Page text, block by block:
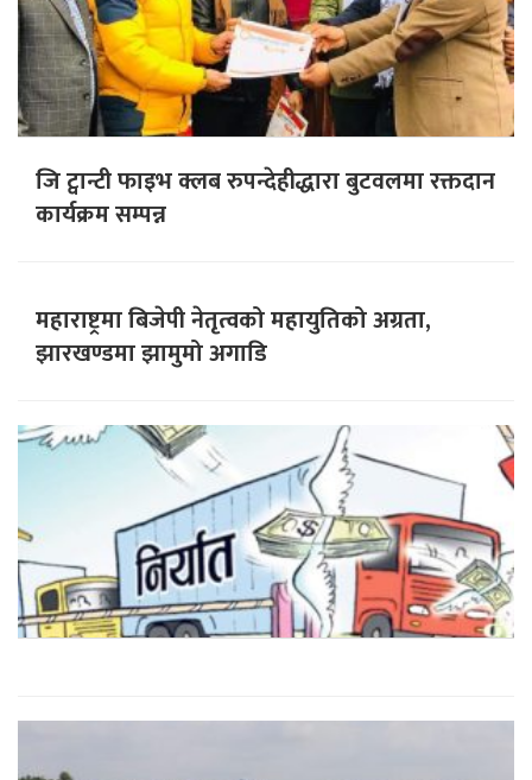
जि ट्वान्टी फाइभ क्लब रुपन्देहीद्धारा बुटवलमा रक्तदान
कार्यक्रम सम्पन्न
महाराष्ट्रमा बिजेपी नेतृत्वको महायुतिको अग्रता,
झारखण्डमा झामुमो अगाडि